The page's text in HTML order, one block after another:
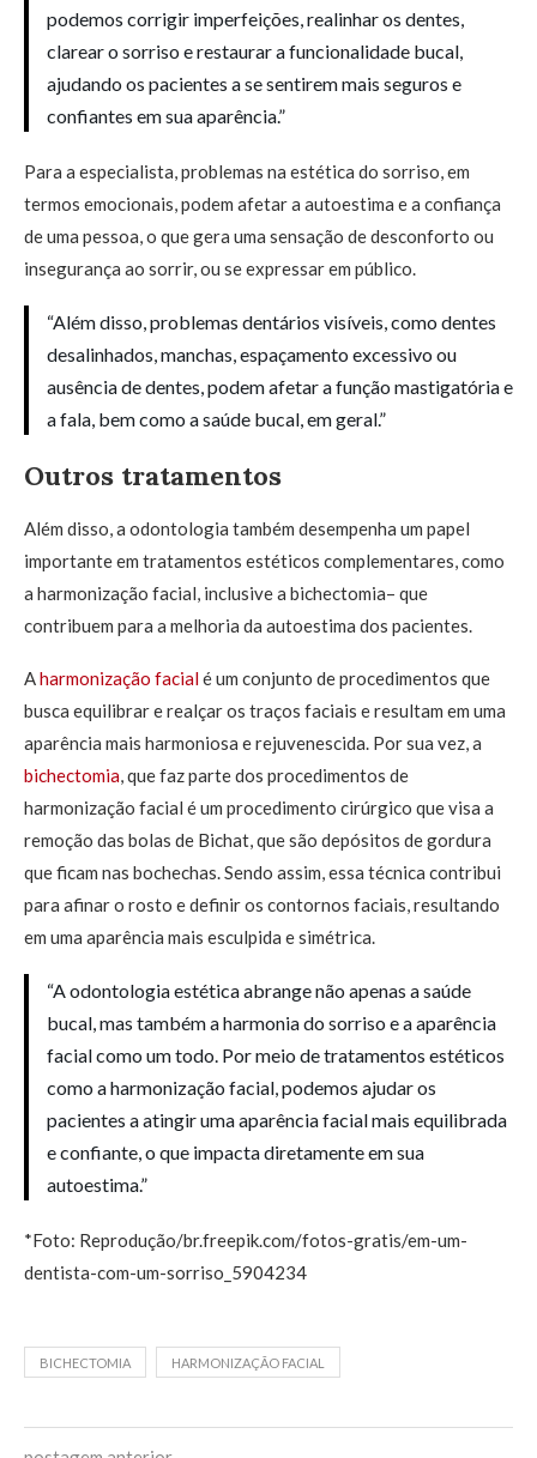
podemos corrigir imperfeições, realinhar os dentes,
clarear o sorriso e restaurar a funcionalidade bucal,
ajudando os pacientes a se sentirem mais seguros e
confiantes em sua aparência.”
Para a especialista, problemas na estética do sorriso, em
termos emocionais, podem afetar a autoestima e a confiança
de uma pessoa, o que gera uma sensação de desconforto ou
insegurança ao sorrir, ou se expressar em público.
“Além disso, problemas dentários visíveis, como dentes
desalinhados, manchas, espaçamento excessivo ou
ausência de dentes, podem afetar a função mastigatória e
a fala, bem como a saúde bucal, em geral.”
Outros tratamentos
Além disso, a odontologia também desempenha um papel
importante em tratamentos estéticos complementares, como
a harmonização facial, inclusive a bichectomia– que
contribuem para a melhoria da autoestima dos pacientes.
Aharmonização facialé um conjunto de procedimentos que
busca equilibrar e realçar os traços faciais e resultam em uma
aparência mais harmoniosa e rejuvenescida. Por sua vez, a
bichectomia, que faz parte dos procedimentos de
harmonização facial é um procedimento cirúrgico que visa a
remoção das bolas de Bichat, que são depósitos de gordura
que ficam nas bochechas. Sendo assim, essa técnica contribui
para afinar o rosto e definir os contornos faciais, resultando
em uma aparência mais esculpida e simétrica.
“A odontologia estética abrange não apenas a saúde
bucal, mas também a harmonia do sorriso e a aparência
facial como um todo. Por meio de tratamentos estéticos
como a harmonização facial, podemos ajudar os
pacientes a atingir uma aparência facial mais equilibrada
e confiante, o que impacta diretamente em sua
autoestima.”
*Foto: Reprodução/br.freepik.com/fotos-gratis/em-um-
dentista-com-um-sorriso_5904234
BICHECTOMIA HARMONIZAÇÃO FACIAL